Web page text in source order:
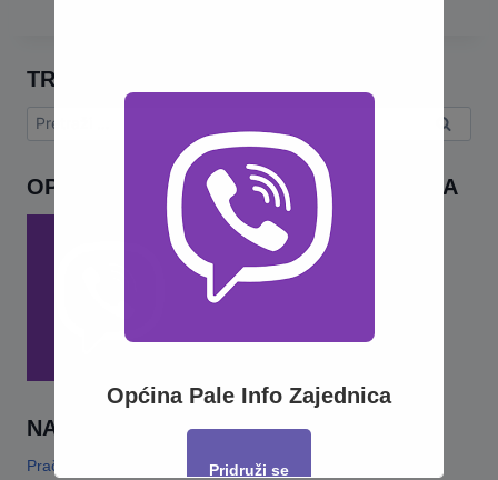
TRAŽI
Pretraga:
OPĆINA PALE INFO – VIBER ZAJEDNICA
NAJNOVIJE
Pračansko ljeto 2026 · Program za djecu
Općina Pale Info Zajednica
Pridruži se